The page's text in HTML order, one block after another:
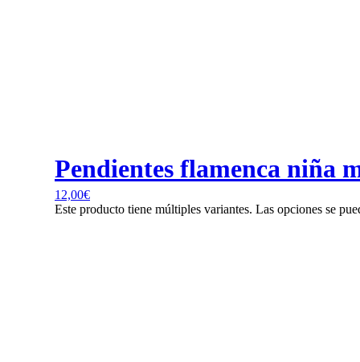
Pendientes flamenca niña
12,00€
Este producto tiene múltiples variantes. Las opciones se